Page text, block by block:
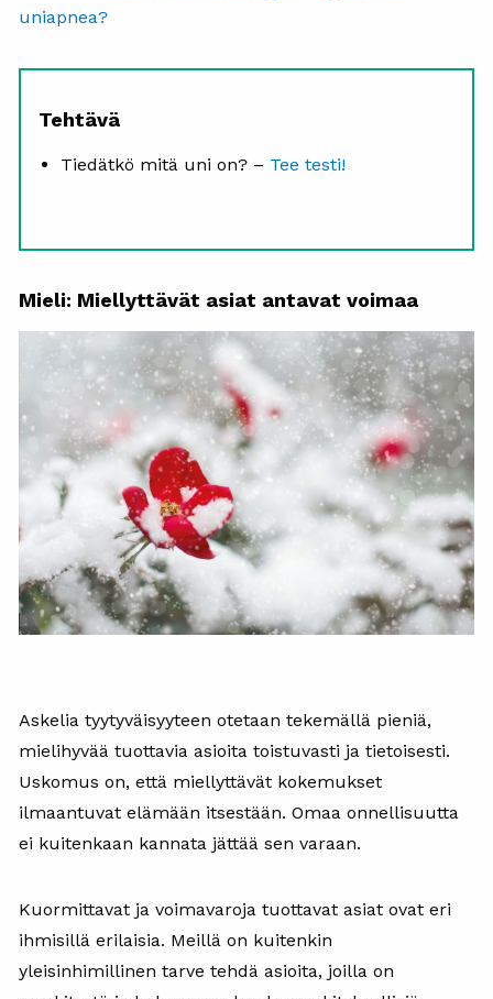
uniapnea?
Tehtävä
Tiedätkö mitä uni on? – Tee testi!
Mieli: Miellyttävät asiat antavat voimaa
Askelia tyytyväisyyteen otetaan tekemällä pieniä,
mielihyvää tuottavia asioita toistuvasti ja tietoisesti.
Uskomus on, että miellyttävät kokemukset
ilmaantuvat elämään itsestään. Omaa onnellisuutta
ei kuitenkaan kannata jättää sen varaan.
Kuormittavat ja voimavaroja tuottavat asiat ovat eri
ihmisillä erilaisia. Meillä on kuitenkin
yleisinhimillinen tarve tehdä asioita, joilla on